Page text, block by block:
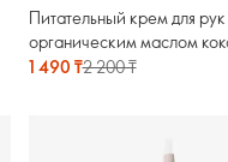
Питательный крем для рук
органическим маслом
Nature
1 490 ₸2 200 ₸